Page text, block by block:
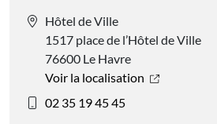
Hôtel de Ville
1517 place de l’Hôtel de Ville
76600 Le Havre
Voir la localisation
02 35 19 45 45